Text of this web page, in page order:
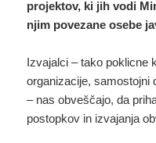
projektov, ki jih vodi
njim povezane osebe
Izvajalci – tako poklicne
organizacije, samostojni
– nas obveščajo, da
postopkov in izvajanja